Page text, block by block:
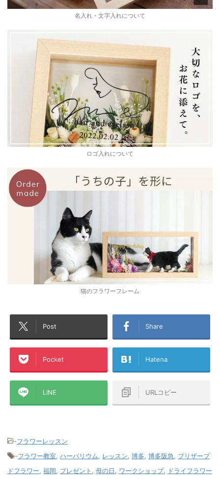
名入れ・文字入れについて
ロゴ入れについて
猫のフラワーフレーム
Post Share
Pocket Hatena
LINE URLコピー
-フラワーレッスン
-フラワー教室, ハーバリウム, レッスン, 博多, 博多阪急, プリザーブ
ドフラワー, 福岡, プレゼント , 母の日, ワークショップ, ドライフラワー